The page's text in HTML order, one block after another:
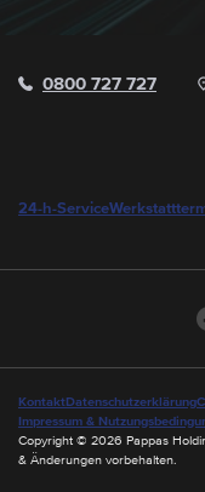
0800 727 727
24-h-Service
KontaktDatenschutzerklärung
Impressum &
Copyright © 2026 Pappas
& Änderungen vorbehalten.